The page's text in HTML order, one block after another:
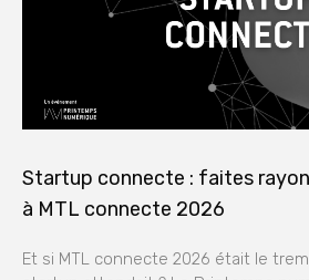
Startup connecte : faites
à MTL connecte 2026
Et si MTL connecte 2026 était le